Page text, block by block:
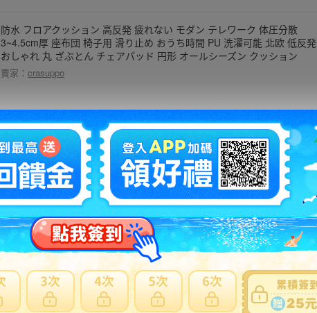
防水 フロアクッション 高反発 疲れない モダン テレワーク 体圧分散
3~4.5cm厚 座布団 椅子用 滑り止め おうち時間 PU 洗濯可能 北欧 低反発
おしゃれ 丸 ざぶとん チェアパッド 円形 オールシーズン クッション
賣家：crasuppo
低反発 椅子クッション 38×38×4cm モスグリーンオックス 無地 綿100％
カバー付き シートクッション ひも付き リビング
賣家：q-uoli
(インボイス対応)座布団 アイボリー 2枚セット 日本製 スクエア クッショ
ン ボリューム シート 55×59 cm PVC 合皮 レザー シンプル モダン デザイ
ン
賣家： chibamart